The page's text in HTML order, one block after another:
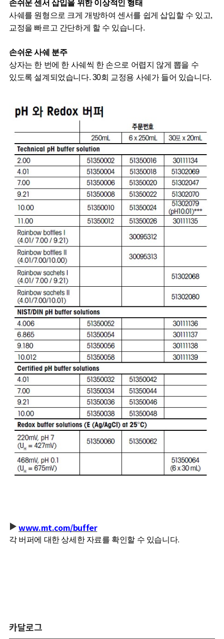
손쉬운 센서 삽입을 위한 이상적인 형태
사쉐를 원형으로 크게 개방하여 센서를 쉽게 삽입할 수 있고,
교정을 빠르고 간단하게 할 수 있습니다.
손쉬운 사쉐 분주
상자는 한 번에 한 사쉐씩 한 손으로 어렵지 않게 뽑을 수
있도록 설계되었습니다. 30회 교정용 사쉐가 들어 있습니다.
▶www.mt.com/buffer
각 버퍼에 대한 상세한 자료를 확인할 수 있습니다.
카달로그